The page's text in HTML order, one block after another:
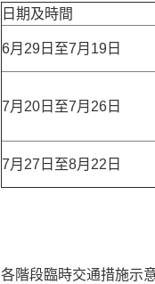
日期及時間
6月29日至7月19日
7月20日至7月26日
7月27日至8月22日
各階段臨時交通措施示